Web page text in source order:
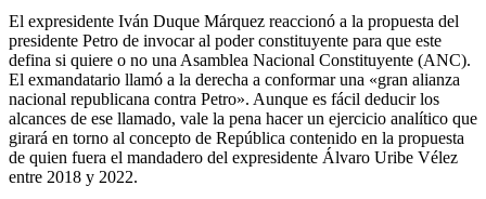
Link
Compartir
El expresidente Iván Duque Márquez reaccionó a la propuesta del
presidente Petro de invocar al poder constituyente para que este
defina si quiere o no una Asamblea Nacional Constituyente (ANC).
El exmandatario llamó a la derecha a conformar una «gran alianza
nacional republicana contra Petro». Aunque es fácil deducir los
alcances de ese llamado, vale la pena hacer un ejercicio analítico que
girará en torno al concepto de República contenido en la propuesta
de quien fuera el mandadero del expresidente Álvaro Uribe Vélez
entre 2018 y 2022.